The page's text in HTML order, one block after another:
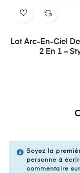
Lot Arc-En-Ciel
2 En 1 –
Soyez la
personne à
commentaire